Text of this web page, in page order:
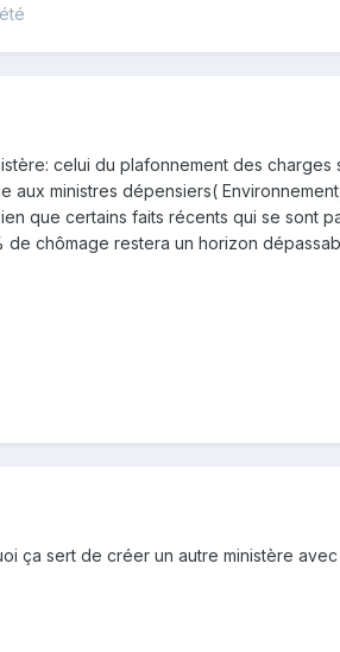
celui du plafonnement des
aux ministres dépensiers(
que certains faits récents qui se sont
de chômage restera un horizon
ça sert de créer un autre ministère